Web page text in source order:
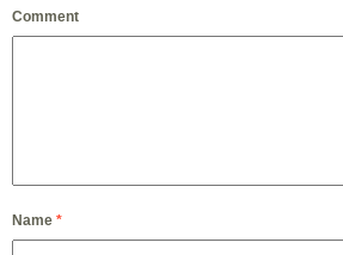
Comment
Name *